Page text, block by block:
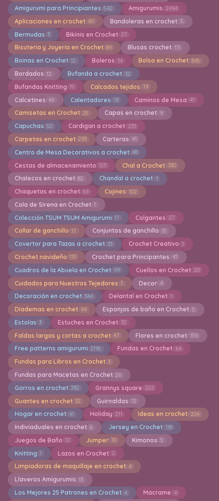
Amigurumi para Principiantes 542 Amigurumis 2494
Aplicaciones en crochet 60 Bandoleras en crochet 5
Bermudas 3 Bikinis en Crochet 27
Bisuteria y Joyeria en Crochet 89 Blusas crochet 111
Boinas en Crochet 12 Boleros 14 Bolsa en Crochet 845
Bordados 12 Bufanda a crochet 32
Bufandas Knitting 15 Calcados tejidos 19
Calcetines 46 Calentadores 16 Caminos de Mesa 41
Camisetas en Crochet 25 Capas en crochet 9
Capuchas 50 Cardigan a crochet 233
Carpetas en crochet 293 Carteras 41
Centro de Mesa Decorativos a crochet 48
Cestas de almacenamiento 123 Chal a Crochet 330
Chalecos en crochet 82 Chandal a crochet 1
Chaquetas en crochet 69 Cojines 102
Cola de Sirena en Crochet 1
Colección TSUM TSUM Amigurumi 17 Colgantes 27
Collar de ganchillo 17 Conjuntos de ganchillo 15
Covertor para Tazas a crochet 33 Crochet Creativo 1
Crochet navideño 113 Crochet para Principantes 41
Cuadros de la Abuela en Crochet 49 Cuellos en Crochet 20
Cuidados para Nuestros Tejedores 1 Decor 4
Decoración en crochet 344 Delantal en Crochet 1
Diademas en crochet 49 Esponjas de baño en Crochet 5
Estolas 3 Estuches en Crochet 32
Faldas largas y cortas a crochet 47 Flores en crochet 156
Free patterns amigurumi 2195 Fundas en Crochet 64
Fundas para Libros en Crochet 3
Fundas para Macetas en Crochet 26
Gorros en crochet 282 Grannys square 222
Guantes en crochet 32 Guirnaldas 12
Hogar en crochet 41 Holiday 211 Ideas en crochet 204
Indiviaduales en crochet 6 Jersey en Crochet 118
Juegos de Baño 12 Jumper 10 Kimonos 5
Knitting 1 Lazos en Crochet 2
Limpiadoras de maquillaje en crochet 4
Llaveros Amigurumis 13
Los Mejores 25 Patrones en Crochet 4 Macrame 4